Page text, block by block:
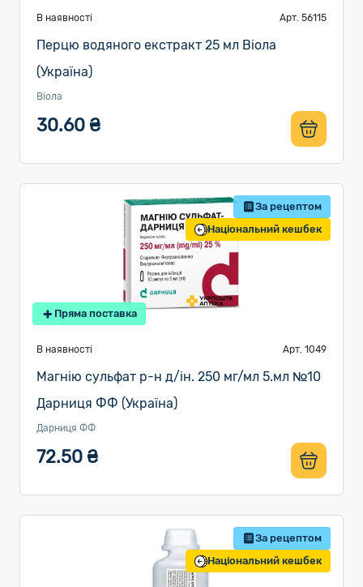
В наявності Арт. 56115
Перцю водяного екстракт 25 мл Віола
(Україна)
Віола
30.60 ₴
За рецептом
Національний кешбек
Пряма поставка
В наявності Арт. 1049
Магнію сульфат р-н д/ін. 250 мг/мл 5.мл №10
Дарниця ФФ (Україна)
Дарниця ФФ
72.50 ₴
За рецептом
Національний кешбек